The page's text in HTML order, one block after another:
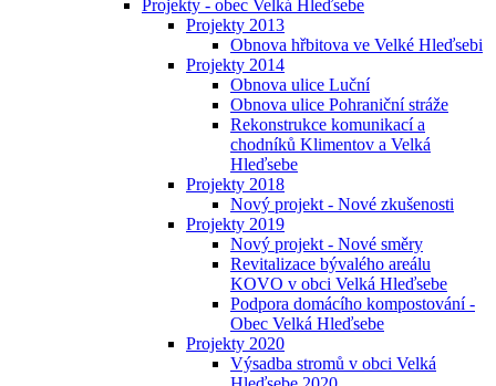
Projekty - obec Velká Hleďsebe
Projekty 2013
Obnova hřbitova ve Velké Hleďsebi
Projekty 2014
Obnova ulice Luční
Obnova ulice Pohraniční stráže
Rekonstrukce komunikací a
chodníků Klimentov a Velká
Hleďsebe
Projekty 2018
Nový projekt - Nové zkušenosti
Projekty 2019
Nový projekt - Nové směry
Revitalizace bývalého areálu
KOVO v obci Velká Hleďsebe
Podpora domácího kompostování -
Obec Velká Hleďsebe
Projekty 2020
Výsadba stromů v obci Velká